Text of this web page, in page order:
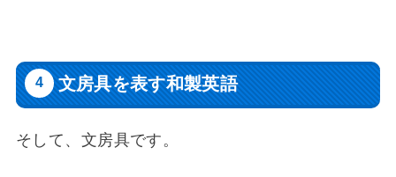
文房具を表す和製英語
そして、文房具です。